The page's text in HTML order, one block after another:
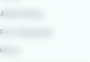
Advertising
For companies
Hires